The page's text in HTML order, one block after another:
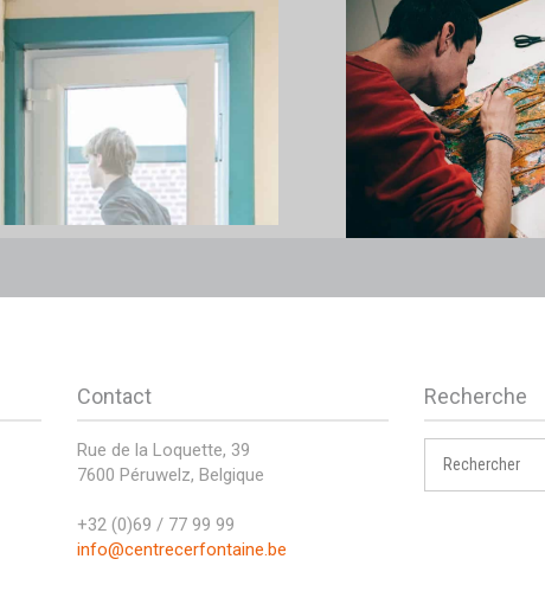
Contact
Rue de la Loquette, 39
7600 Péruwelz, Belgique
+32 (0)69 / 77 99 99
info@centrecerfontaine.be
Recherche